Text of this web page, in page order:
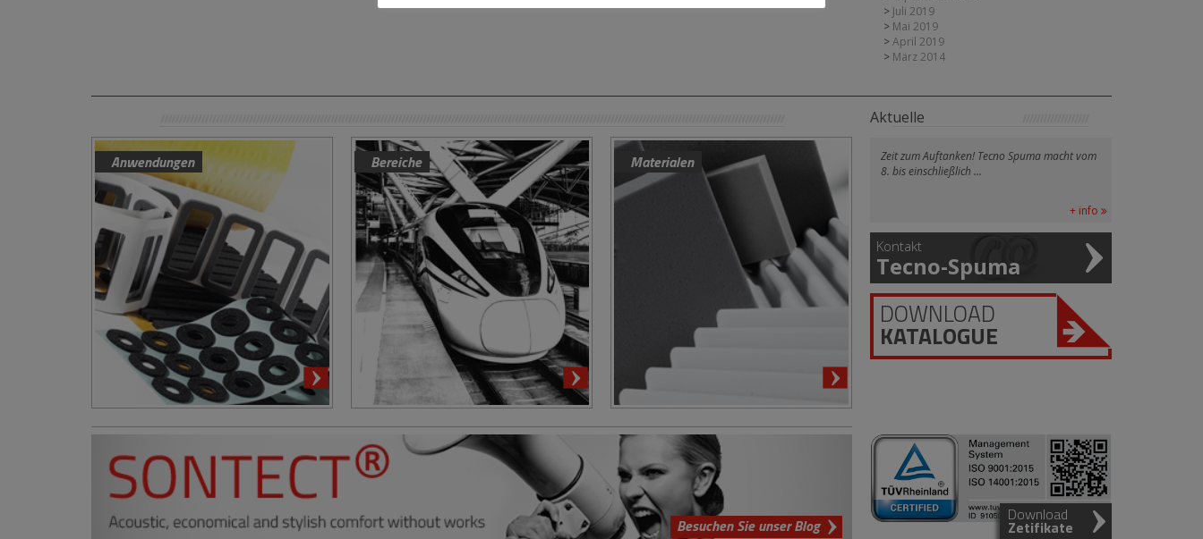
Juli 2019
Mai 2019
April 2019
März 2014
Anwendungen Bereiche Materialen
Aktuelle
Zeit zum Auftanken! Tecno Spuma macht vom
8. bis einschließlich ...
+ info
Kontakt
Tecno-Spuma
DOWNLOAD
KATALOGUE
Besuchen Sie unser Blog
Download
Zetifikate